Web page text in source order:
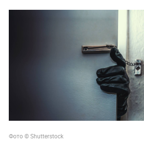
Фото © Shutterstock